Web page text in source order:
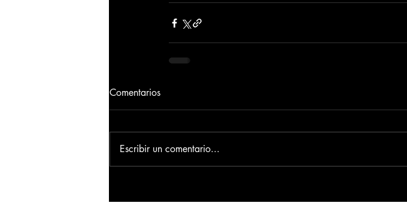
Comentarios
Escribir un comentario...